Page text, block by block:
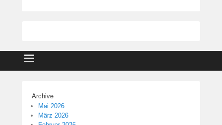
Archive
Mai 2026
März 2026